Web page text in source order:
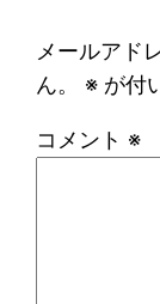
メールアド
ん。
※ が付
コメント ※